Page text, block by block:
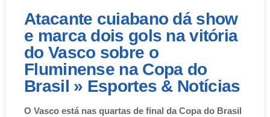
Atacante cuiabano dá show
e marca dois gols na vitória
do Vasco sobre o
Fluminense na Copa do
Brasil » Esportes & Notícias
O Vasco está nas quartas de final da Copa do Brasil